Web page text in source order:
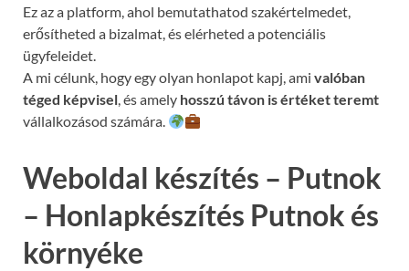
Ez az a platform, ahol bemutathatod szakértelmedet,
erősítheted a bizalmat, és elérheted a potenciális
ügyfeleidet.
A mi célunk, hogy egy olyan honlapot kapj, ami valóban
téged képvisel, és amely hosszú távon is értéket teremt
vállalkozásod számára.
Weboldal készítés – Putnok
– Honlapkészítés Putnok és
környéke